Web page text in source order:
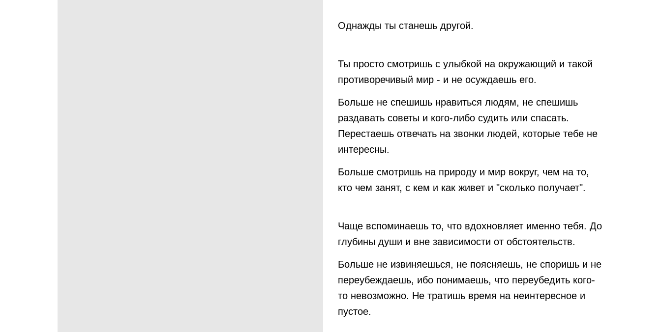
Однажды ты станешь другой.
Ты просто смотришь с улыбкой на окружающий и такой
противоречивый мир - и не осуждаешь его.
Больше не спешишь нравиться людям, не спешишь
раздавать советы и кого-либо судить или спасать.
Перестаешь отвечать на звонки людей, которые тебе не
интересны.
Больше смотришь на природу и мир вокруг, чем на то,
кто чем занят, с кем и как живет и "сколько получает".
Чаще вспоминаешь то, что вдохновляет именно тебя. До
глубины души и вне зависимости от обстоятельств.
Больше не извиняешься, не поясняешь, не споришь и не
переубеждаешь, ибо понимаешь, что переубедить кого-
то невозможно. Не тратишь время на неинтересное и
пустое.